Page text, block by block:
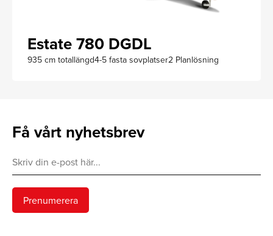
Estate 780 DGDL
935 cm totallängd4-5 fasta sovplatser2 Planlösning
Få vårt nyhetsbrev